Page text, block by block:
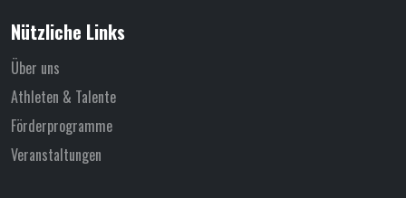
Nützliche Links
Über uns
Athleten & Talente
Förderprogramme
Veranstaltungen